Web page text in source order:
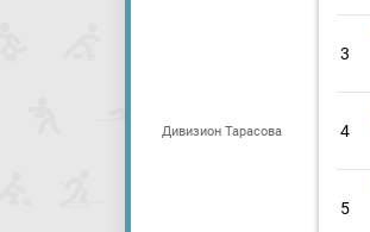
Дивизион Тарасова
3
4
5